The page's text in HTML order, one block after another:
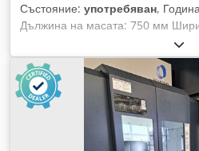
Състояние: употребяван,
Дължина на масата: 750 мм
Ампераж: 60 A Управление:
600 мм Ход по Y-ос: 400 мм Ход
детайла: 450 кг Система за
позиции Тегло на машината:
Asvxwygodtskr Необходима
3,50 x H3,00 м Сондажна
MAKINO MGE20, 8-местен